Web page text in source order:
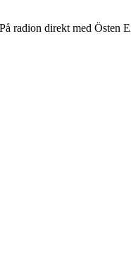
radion direkt med Östen